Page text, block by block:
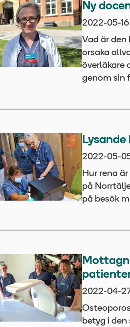
Ny
2022-05-16
Vad är den
orsaka
överläkare
genom sin
Lysande
2022-05-
Hur rena
på
på besök
2022-04-
betyg i